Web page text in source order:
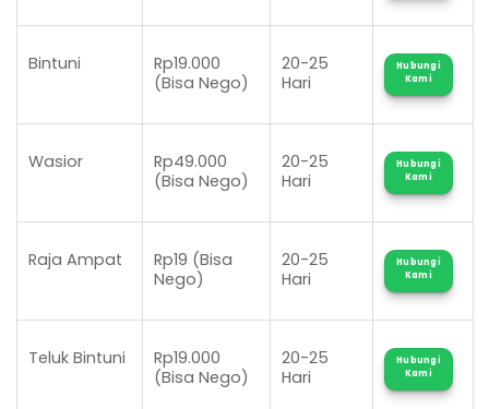
Bintuni
Rp19.000
(Bisa Nego)
20-25
Hari
Hubungi
Kami
Wasior
Rp49.000
(Bisa Nego)
20-25
Hari
Hubungi
Kami
Raja Ampat
Rp19 (Bisa
Nego)
20-25
Hari
Hubungi
Kami
Teluk Bintuni
Rp19.000
(Bisa Nego)
20-25
Hari
Hubungi
Kami